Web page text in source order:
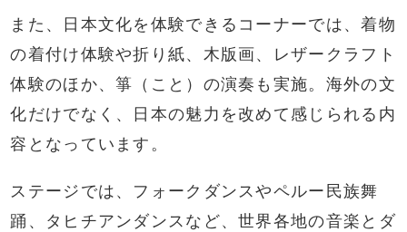
また、日本文化を体験できるコーナーでは、着物
の着付け体験や折り紙、木版画、レザークラフト
体験のほか、箏（こと）の演奏も実施。海外の文
化だけでなく、日本の魅力を改めて感じられる内
容となっています。
ステージでは、フォークダンスやペルー民族舞
踊、タヒチアンダンスなど、世界各地の音楽とダ